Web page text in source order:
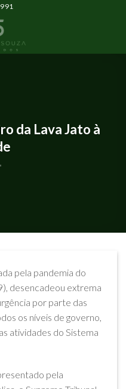
da Lava Jato à
pela pandemia do
desencadeou extrema
por parte das
os níveis de governo,
atividades do Sistema
pela